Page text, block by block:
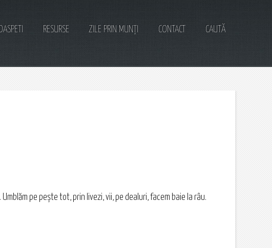
RESURSE ZILE PRIN MUNȚI CONTACT CAUTĂ
pe peşte tot, prin livezi, vii, pe dealuri, facem baie la râu.